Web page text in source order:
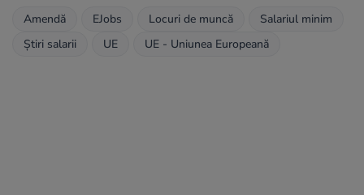
Amendă EJobs Locuri de muncă
Salariul minim
Știri salarii
UE UE - Uniunea Europeană